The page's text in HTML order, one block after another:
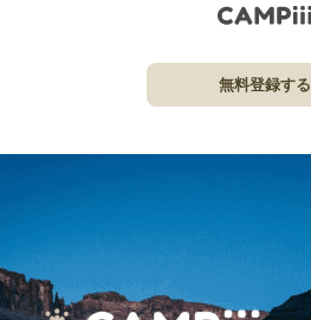
無料登録する